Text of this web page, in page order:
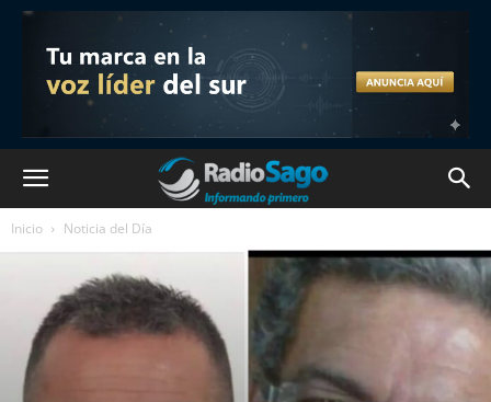
Inicio Noticia del Día